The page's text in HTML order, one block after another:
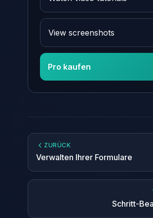
View screenshots
Pro kaufen
ZURÜCK
Verwalten Ihrer Formulare
Schritt-